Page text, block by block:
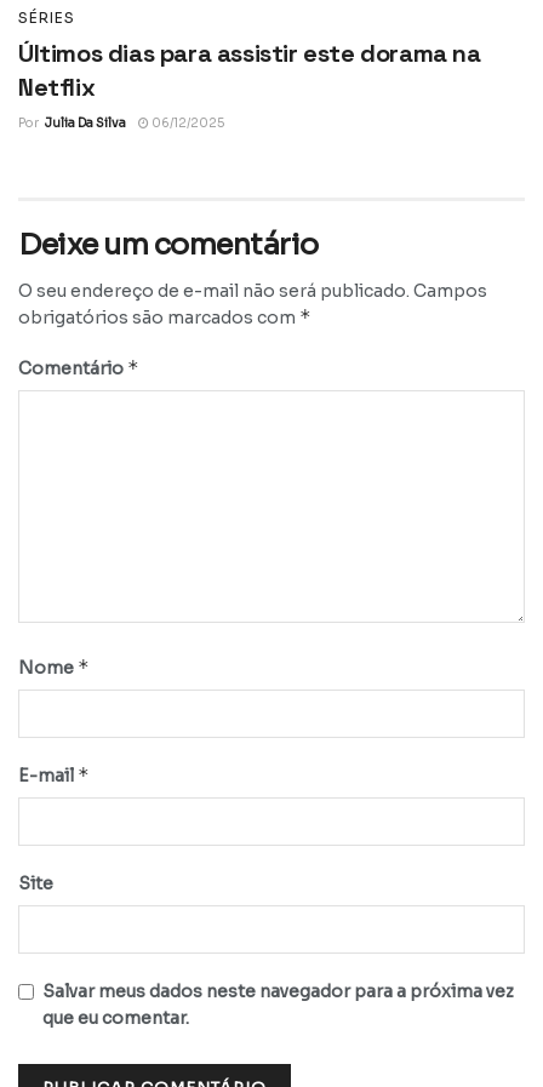
SÉRIES
Últimos dias para assistir este dorama na
Netflix
Por Julia Da Silva 06/12/2025
Deixe um comentário
O seu endereço de e-mail não será publicado. Campos
obrigatórios são marcados com *
Comentário *
Nome *
E-mail *
Site
Salvar meus dados neste navegador para a próxima vez
que eu comentar.